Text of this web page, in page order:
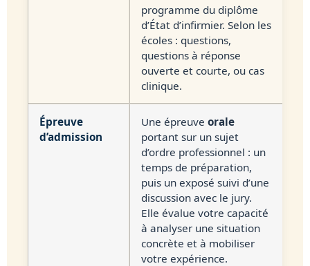
programme du diplôme
d’État d’infirmier. Selon les
écoles : questions,
questions à réponse
ouverte et courte, ou cas
clinique.
Épreuve
d’admission
Une épreuve orale
portant sur un sujet
d’ordre professionnel : un
temps de préparation,
puis un exposé suivi d’une
discussion avec le jury.
Elle évalue votre capacité
à analyser une situation
concrète et à mobiliser
votre expérience.